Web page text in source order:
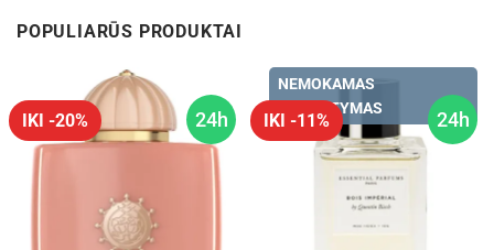
POPULIARŪS PRODUKTAI
24h
IKI -20% 24h
IKI -11%
NEMOKAMAS
PRISTATYMAS